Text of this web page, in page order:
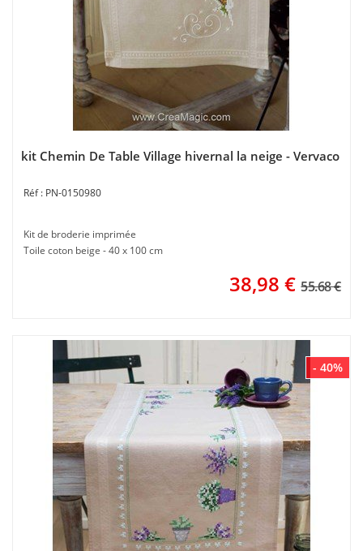
kit Chemin De Table Village hivernal la neige - Vervaco
PN-0150980
Kit de broderie imprimée
Toile coton beige - 40 x 100 cm
38,98 € 55.68 €
- 40%